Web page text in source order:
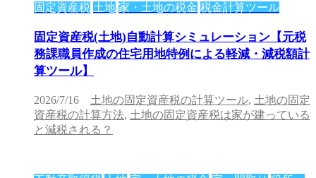
固定資産税 土地 家・土地の税金 税金計算ツール
固定資産税(土地)自動計算シミュレーション【元税
務課職員作成の住宅用地特例による軽減・減税額計
算ツール】
2026/7/16 土地の固定資産税の計算ツール, 土地の固定
資産税の計算方法, 土地の固定資産税は家が建っている
と減税される？